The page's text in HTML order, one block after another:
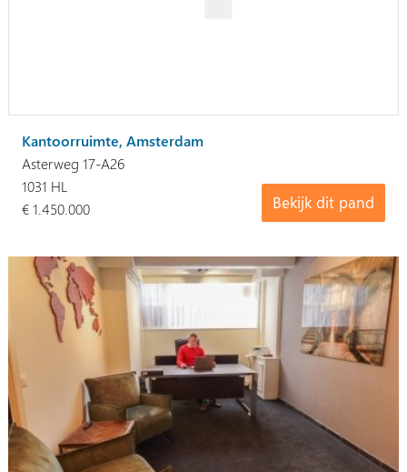
Kantoorruimte, Amsterdam
Asterweg 17-A26
Bekijk dit pand
1031 HL
€ 1.450.000